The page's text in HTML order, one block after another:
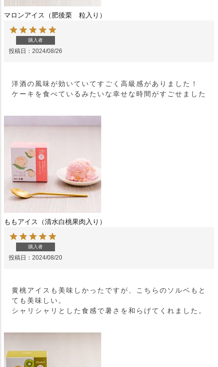
マロンアイス（肥後栗 粒入り）
購入者
投稿日 2024/08/26
洋酒の風味が効いていてすごく高級感がありました！
ケーキを食べているみたいな幸せな時間がすごせました
ももアイス（清水白桃果肉入り）
購入者
投稿日 2024/08/20
黄桃アイスも美味しかったですが、こちらのソルベもと
ても美味しい。
シャリシャリとした食感で暑さを和らげてくれました。